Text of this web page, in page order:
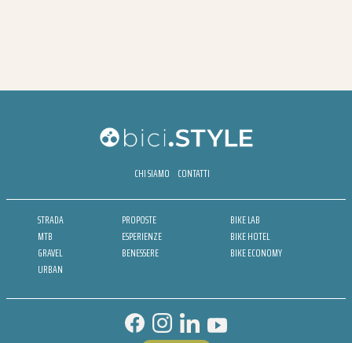
CHI SIAMO CONTATTI
STRADA
MTB
GRAVEL
URBAN
PROPOSTE
ESPERIENZE
BENESSERE
BIKE LAB
BIKE HOTEL
BIKE ECONOMY